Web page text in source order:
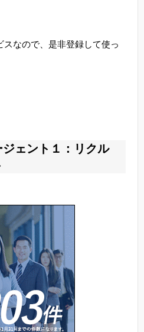
なので、是非登録して使っ
ェント１：リクル